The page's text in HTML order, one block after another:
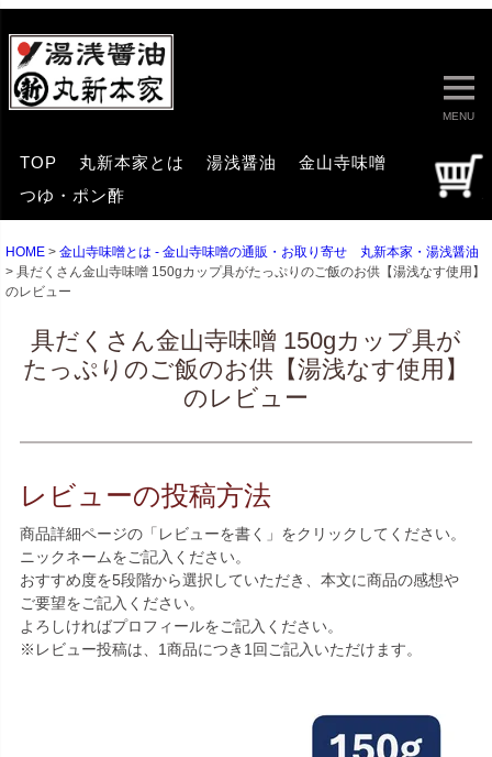
MENU
TOP 丸新本家とは 湯浅醤油
金山寺味噌
つゆ・ポン酢
HOME
金山寺味噌とは - 金山寺味噌の通販・お取り寄せ 丸新本家・湯浅醤油
具だくさん金山寺味噌 150gカップ具がたっぷりのご飯のお供【湯浅なす使用】
のレビュー
具だくさん金山寺味噌 150gカップ具が
たっぷりのご飯のお供【湯浅なす使用】
のレビュー
レビューの投稿方法
商品詳細ページの「レビューを書く」をクリックしてください。
ニックネームをご記入ください。
おすすめ度を5段階から選択していただき、本文に商品の感想や
ご要望をご記入ください。
よろしければプロフィールをご記入ください。
※レビュー投稿は、1商品につき1回ご記入いただけます。